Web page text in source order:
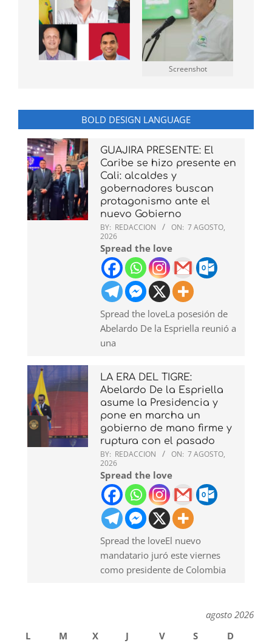
Screenshot
BOLD DESIGN LANGUAGE
GUAJIRA PRESENTE: El
Caribe se hizo presente en
Cali: alcaldes y
gobernadores buscan
protagonismo ante el
nuevo Gobierno
BY: REDACCION ON: 7 AGOSTO,
2026
Spread the love
Spread the loveLa posesión de
Abelardo De la Espriella reunió a
una
LA ERA DEL TIGRE:
Abelardo De la Espriella
asume la Presidencia y
pone en marcha un
gobierno de mano firme y
ruptura con el pasado
BY: REDACCION ON: 7 AGOSTO,
2026
Spread the love
Spread the loveEl nuevo
mandatario juró este viernes
como presidente de Colombia
agosto 2026
L
M X J V S
D